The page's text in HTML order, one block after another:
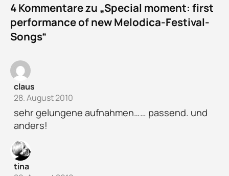
4 Kommentare zu „Special moment: first
performance of new Melodica-Festival-
Songs“
claus
28. August 2010
sehr gelungene aufnahmen…… passend. und
anders!
tina